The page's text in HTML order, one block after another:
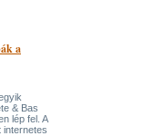
a
& Bas
lép fel. A
internetes